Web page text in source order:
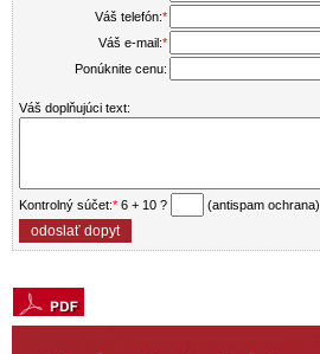
Váš telefón:*
Váš e-mail:*
Ponúknite cenu:
Váš doplňujúci text:
Kontrolný súčet:* 6 + 10 ? (antispam ochrana)